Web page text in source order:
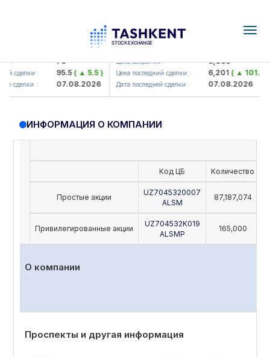
: 79
сделки : 95.5( ▲ 5.5 )
сделки : 07.08.2026
UZMK (<O'zmetkombinat> AJ)
Цена закрытия : 6,099
Цена последний сделки : 6,201( ▲ 101.04 )
Дата последней сделки : 07.08.2026
ИНФОРМАЦИЯ О КОМПАНИИ
Код ЦБ Количество
Простые акции
UZ7045320007
ALSM
87,187,074
Привилегированные акции
UZ704532K019
ALSMP
165,000
О компании
Проспекты и другая информация